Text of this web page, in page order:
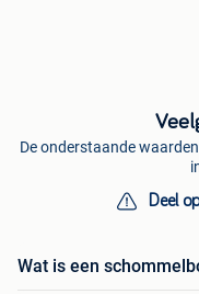
De onderstaande
Deel
Wat is een